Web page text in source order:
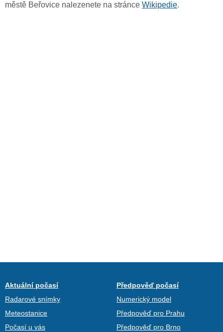
městě Beřovice nalezenete na stránce Wikipedie.
Aktuální počasí
Radarové snímky
Meteostanice
Počasí u vás
Předpověď počasí
Numerický model
Předpověď pro Prahu
Předpověď pro Brno